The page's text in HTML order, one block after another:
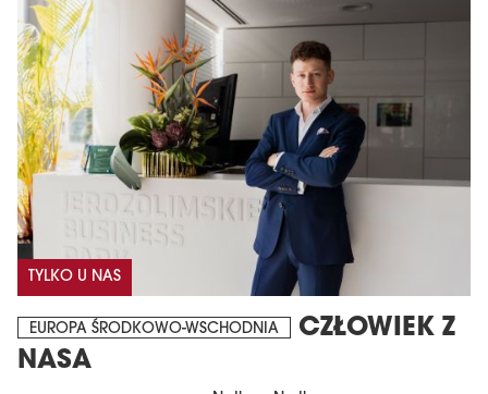
TYLKO U NAS
EUROPA ŚRODKOWO-WSCHODNIA
CZŁOWIEK Z
NASA